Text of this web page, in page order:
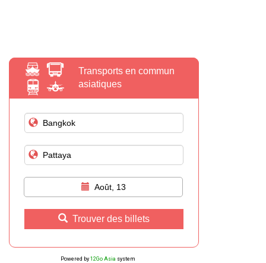
Transports en commun
asiatiques
Août, 13
Trouver des billets
Powered by 12Go Asia system